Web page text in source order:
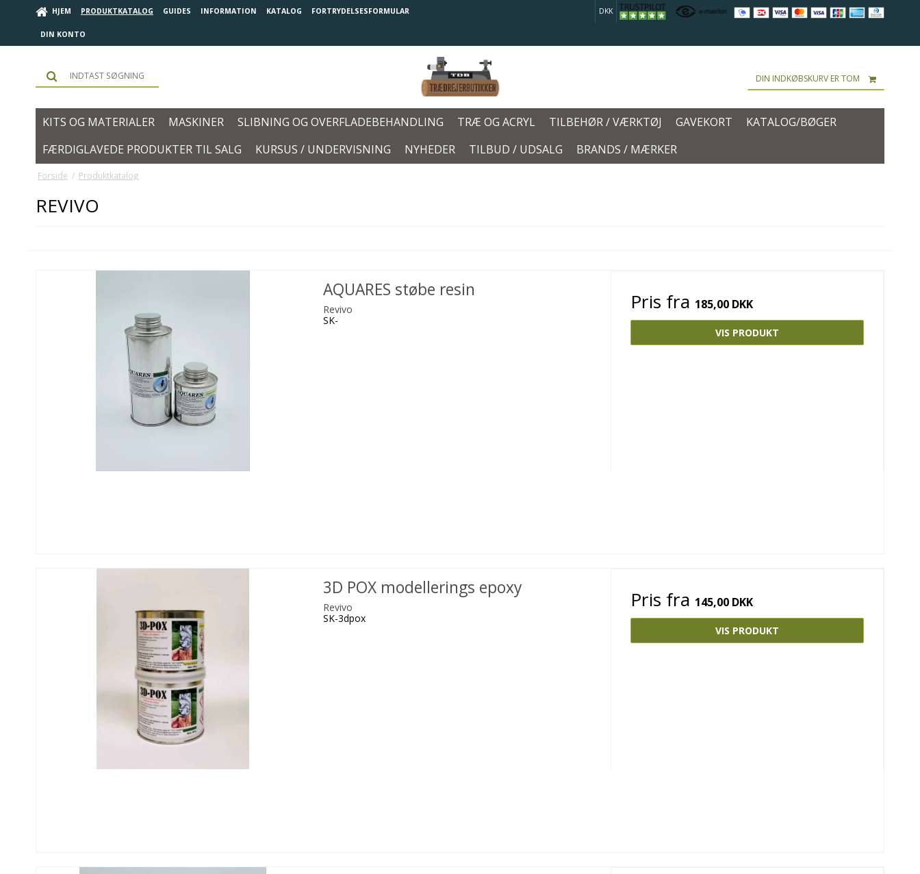
HJEM PRODUKTKATALOG GUIDES INFORMATION KATALOG FORTRYDELSESFORMULAR
DIN KONTO
DKK
DIN INDKØBSKURV ER TOM
KITS OG MATERIALER MASKINER SLIBNING OG OVERFLADEBEHANDLING TRÆ OG ACRYL TILBEHØR / VÆRKTØJ GAVEKORT
KATALOG/BØGER
FÆRDIGLAVEDE PRODUKTER TIL SALG
KURSUS / UNDERVISNING NYHEDER TILBUD / UDSALG BRANDS / MÆRKER
Forside / Produktkatalog
REVIVO
AQUARES støbe resin
Revivo
SK-
Pris fra 185,00 DKK
VIS PRODUKT
3D POX modellerings epoxy
Revivo
SK-3dpox
Pris fra 145,00 DKK
VIS PRODUKT